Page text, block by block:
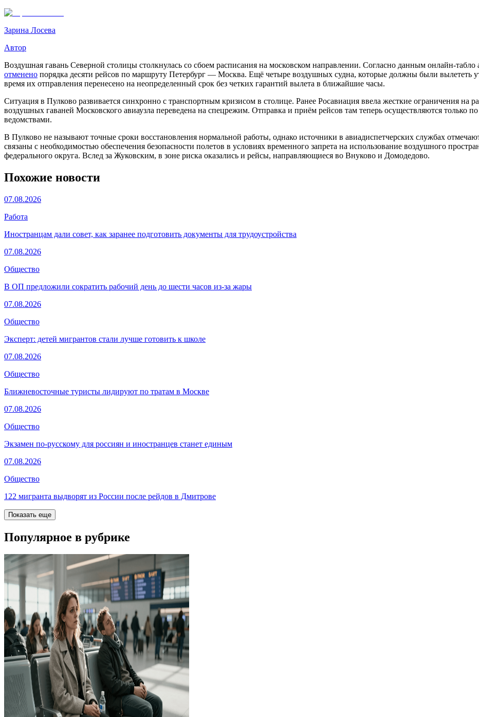
Зарина Лосева
Автор
Воздушная гавань Северной столицы столкнулась со сбоем расписания на московском направлении. Согласно данным онлайн-
отменено порядка десяти рейсов по маршруту Петербург — Москва. Ещё четыре воздушных судна, которые должны были вылететь
время их отправления перенесено на неопределенный срок без четких гарантий вылета в ближайшие часы.
Ситуация в Пулково развивается синхронно с транспортным кризисом в столице. Ранее Росавиация ввела жесткие ограничения
воздушных гаваней Московского авиаузла переведена на спецрежим. Отправка и приём рейсов там теперь осуществляются только
ведомствами.
В Пулково не называют точные сроки восстановления нормальной работы, однако источники в авиадиспетчерских службах
связаны с необходимостью обеспечения безопасности полетов в условиях временного запрета на использование воздушного
федерального округа. Вслед за Жуковским, в зоне риска оказались и рейсы, направляющиеся во Внуково и Домодедово.
Похожие новости
07.08.2026
Работа
Иностранцам дали совет, как заранее подготовить документы для трудоустройства
07.08.2026
Общество
В ОП предложили сократить рабочий день до шести часов из-за жары
07.08.2026
Общество
Эксперт: детей мигрантов стали лучше готовить к школе
07.08.2026
Общество
Ближневосточные туристы лидируют по тратам в Москве
07.08.2026
Общество
Экзамен по-русскому для россиян и иностранцев станет единым
07.08.2026
Общество
122 мигранта выдворят из России после рейдов в Дмитрове
Показать еще
Популярное в рубрике